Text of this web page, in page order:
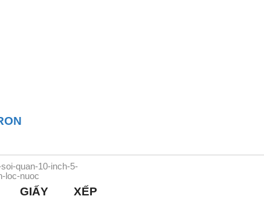
quan-10-inch-5-
loc-nuoc
GIẤY XẾP